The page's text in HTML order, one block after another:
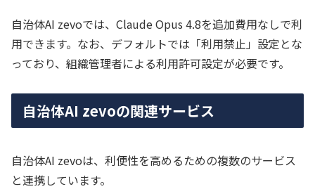
自治体AI zevoでは、Claude Opus 4.8を追加費用なしで利
用できます。なお、デフォルトでは「利用禁止」設定とな
っており、組織管理者による利用許可設定が必要です。
自治体AI zevoの関連サービス
自治体AI zevoは、利便性を高めるための複数のサービス
と連携しています。